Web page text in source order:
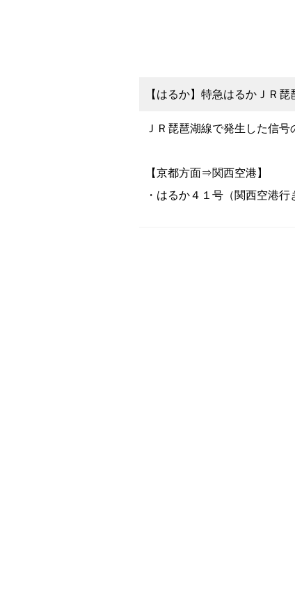
【はるか】特急はるかＪＲ
ＪＲ琵琶湖線で発生した信
【京都方面⇒関西空港】
・はるか４１号（関西空港